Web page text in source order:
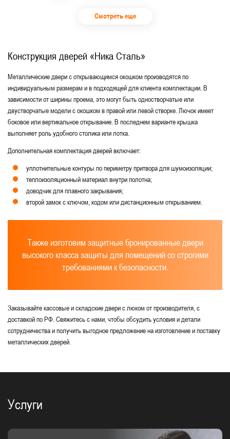
Смотреть еще
Конструкция дверей «Ника Сталь»
Металлические двери с открывающимся окошком производятся по
индивидуальным размерам и в подходящей для клиента комплектации. В
зависимости от ширины проема, это могут быть одностворчатые или
двустворчатые модели с окошком в правой или левой створке. Лючок имеет
боковое или вертикальное открывание. В последнем варианте крышка
выполняет роль удобного столика или лотка.
Дополнительная комплектация дверей включает:
уплотнительные контуры по периметру притвора для шумоизоляции;
теплоизоляционный материал внутри полотна;
доводчик для плавного закрывания;
второй замок с ключом, кодом или дистанционным открыванием.
Также изготовим защитные бронированные двери
высокого класса защиты для помещений со строгими
требованиями к безопасности.
Заказывайте кассовые и складские двери с люком от производителя, с
доставкой по РФ. Свяжитесь с нами, чтобы обсудить условия и детали
сотрудничества и получить выгодное предложение на изготовление и поставку
металлических дверей.
Услуги